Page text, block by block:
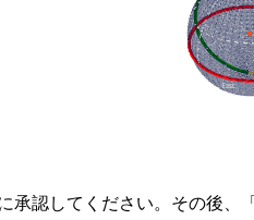
認してください。その後